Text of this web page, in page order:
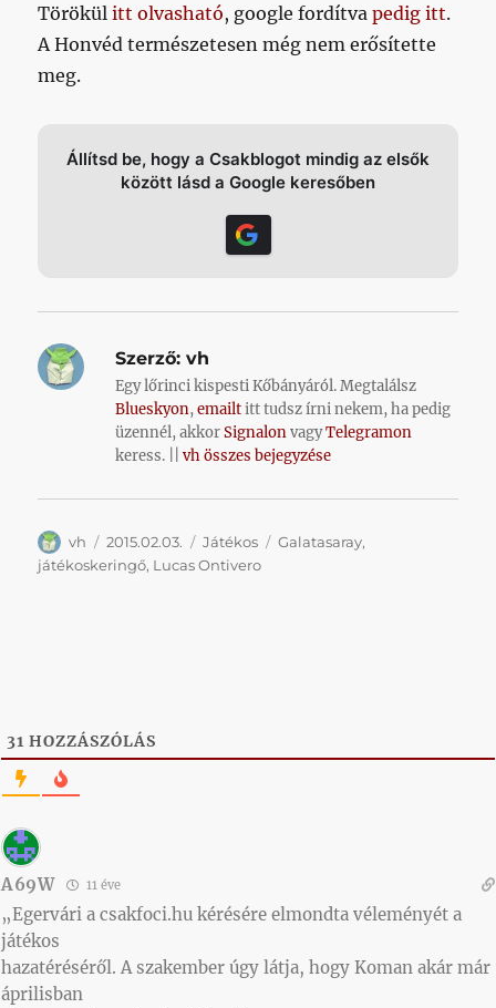
Törökülitt olvasható, google fordítvapedig itt.
A Honvéd természetesen még nem erősítette
meg.
Állítsd be, hogy a Csakblogot mindig az elsők
között lásd a Google keresőben
Szerző: vh
Egy lőrinci kispesti Kőbányáról. Megtalálsz
Blueskyon,emailtitt tudsz írni nekem, ha pedig
üzennél, akkorSignalonvagyTelegramon
keress. ||vh összes bejegyzése
Szerző
vh Közzétéve
2015.02.03. Kategória
Játékos Címke
Galatasaray,
játékoskeringő, Lucas Ontivero
31 HOZZÁSZÓLÁS
A69W 11 éve
„Egervári a csakfoci.hu kérésére elmondta véleményét a
játékos
hazatéréséről. A szakember úgy látja, hogy Koman akár már
áprilisban